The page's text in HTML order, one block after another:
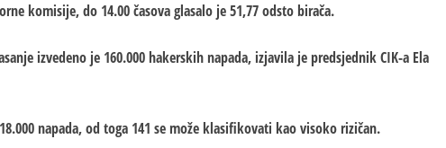
komisije, do 14.00 časova glasalo je 51,77 odsto birača.
izvedeno je 160.000 hakerskih napada, izjavila je predsjednik CIK-a Еla
napada, od toga 141 se može klasifikovati kao visoko rizičan.